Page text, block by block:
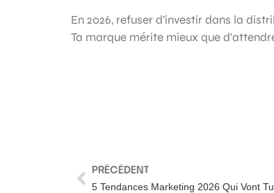
En 2026, refuser d’investir dans la
Ta marque mérite mieux que
PRÉCÉDENT
5 Tendances Marketing 2026 Qui Vont